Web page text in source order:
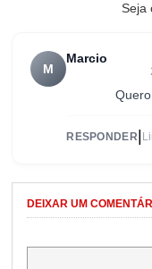
Seja
M
Marcio
RESPONDER
DEIXAR UM